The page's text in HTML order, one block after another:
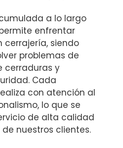
a lo largo
enfrentar
cerrajería, siendo
problemas de
cerraduras y
Cada
con atención al
lo que se
de alta calidad
nuestros clientes.